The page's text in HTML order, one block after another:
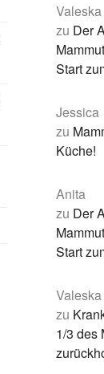
Valeska
zu Der
Start
Jessica
zu
Küche!
Anita
zu Der
Start
Valeska
zu
1/3 des